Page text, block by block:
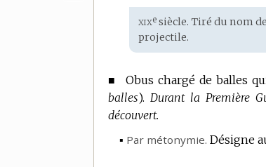
Étymologie
:
xixe siècle. Tiré dunom
projectile.
■ Obus chargé de balles
balles). Durant la Première
découvert.
▪ Par métonymie. Désigne